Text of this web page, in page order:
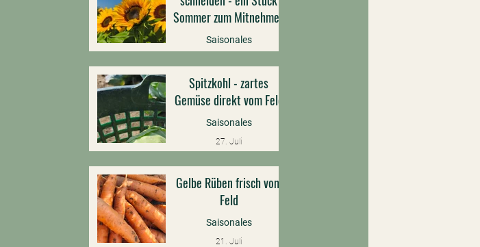
Sommer zum Mitnehmen
Saisonales
Spitzkohl - zartes
Gemüse direkt vom Feld
Saisonales
27. Juli
Gelbe Rüben frisch vom
Feld
Saisonales
21. Juli